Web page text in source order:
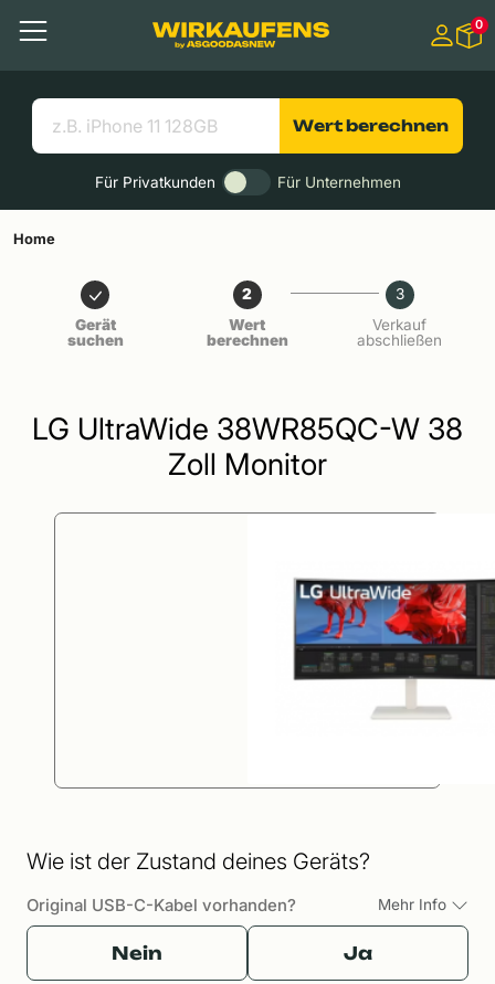
Menü
Suchen
Nützliche Links
0
Wert berechnen
Für Privatkunden Für Unternehmen
Home
Gerät
suchen
2
Wert
berechnen
3
Verkauf
abschließen
LG UltraWide 38WR85QC-W 38
Zoll Monitor
Wie ist der Zustand deines Geräts?
Original USB-C-Kabel vorhanden? Mehr Info
Nein Ja